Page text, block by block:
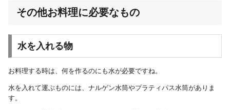
その他お料理に必要なもの
水を入れる物
お料理する時は、何を作るのにも水が必要ですね。
水を入れて運ぶものには、ナルゲン水筒やプラティパス水筒がありま
す。